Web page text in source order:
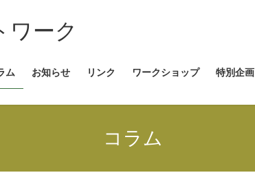
ム お知らせ リンク ワークショップ 特別企画
コラム